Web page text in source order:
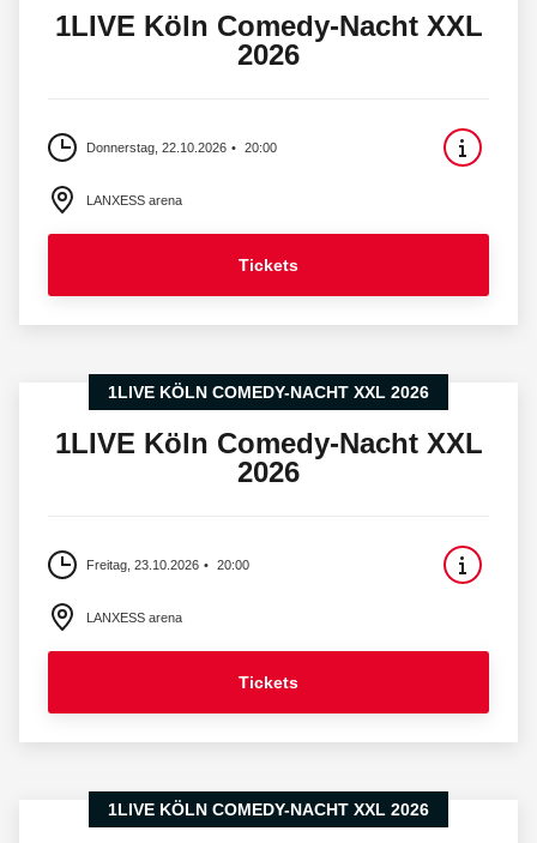
1LIVE Köln Comedy-Nacht XXL
2026
Donnerstag, 22.10.2026 20:00
LANXESS arena
Tickets
1LIVE KÖLN COMEDY-NACHT XXL 2026
1LIVE Köln Comedy-Nacht XXL
2026
Freitag, 23.10.2026 20:00
LANXESS arena
Tickets
1LIVE KÖLN COMEDY-NACHT XXL 2026